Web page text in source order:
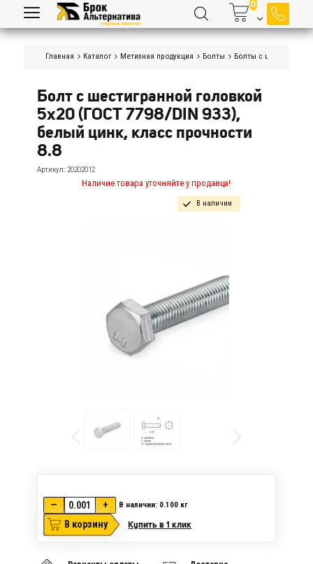
Главная Каталог Метизная продукция Болты Болты с
Болт с шестигранной головкой
5х20 (ГОСТ 7798/DIN 933),
белый цинк, класс прочности
8.8
Артикул:20202012
Наличие товара уточняйте у продавца!
В наличии
— + В наличии: 0.100 кг
В корзину Купить в 1 клик